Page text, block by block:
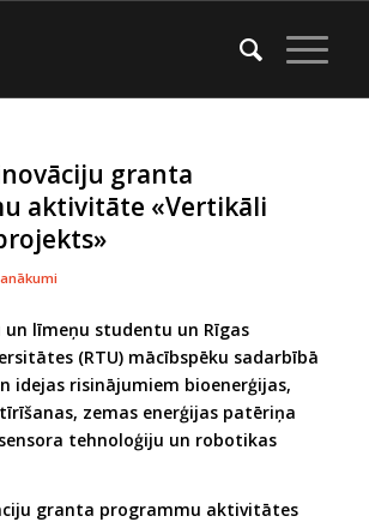
granta
aktivitāte «Vertikāli
un līmeņu studentu un Rīgas
(RTU) mācībspēku sadarbībā
idejas risinājumiem bioenerģijas,
zemas enerģijas patēriņa
tehnoloģiju un robotikas
granta programmu aktivitātes